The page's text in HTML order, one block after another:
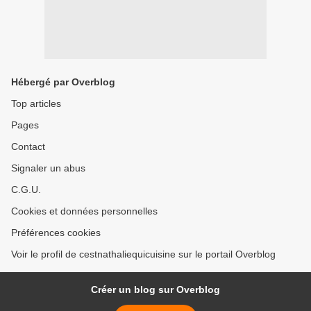
Hébergé par Overblog
Top articles
Pages
Contact
Signaler un abus
C.G.U.
Cookies et données personnelles
Préférences cookies
Voir le profil de cestnathaliequicuisine sur le portail Overblog
Créer un blog sur Overblog